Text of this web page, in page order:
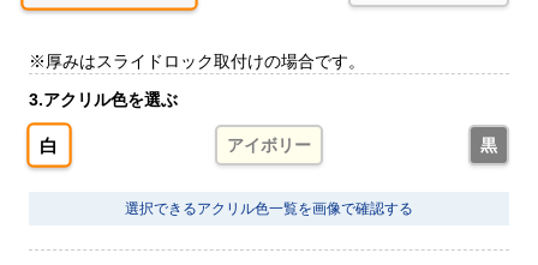
※厚みはスライドロック取付けの場合です。
3.アクリル色を選ぶ
白 アイボリー 黒
選択できるアクリル色一覧を画像で確認する